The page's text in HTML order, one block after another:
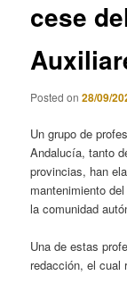
cese
Posted on28/09/
Un grupo de
Andalucía, tanto
provincias, han
mantenimiento
la comunidad
Una de estas
redacción, el cual